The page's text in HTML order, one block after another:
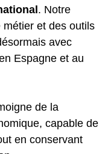
. Notre
et des outils
avec
Espagne et au
de la
capable de
en conservant